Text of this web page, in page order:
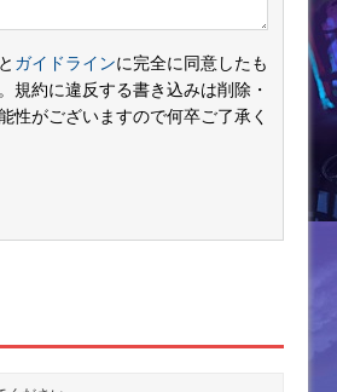
ガイドラインに完全に同意したも
規約に違反する書き込みは削除・
性がございますので何卒ご了承く